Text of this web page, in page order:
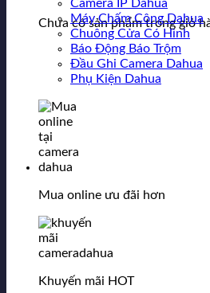
Chưa có sản phẩm trong giỏ
Camera IP Dahua
Máy Chấm Công Dahua
Chuông Cửa Có Hình
Báo Động Báo Trộm
Đầu Ghi Camera Dahua
Phụ Kiện Dahua
Mua online ưu đãi hơn
Khuyến mãi HOT